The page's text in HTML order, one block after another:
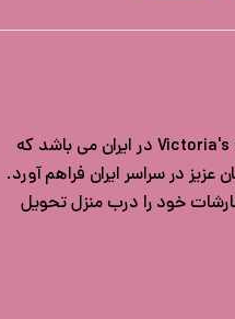
فروشگاه ویکتوریا سکرت ایران مرجع خرید محصولات اورجینال Victoria's secret در ایران می باشد که
در سراسر ایران فراهم آورد.
خود را درب منزل تحویل